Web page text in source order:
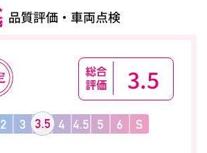
品質評価・車両点検
3.5